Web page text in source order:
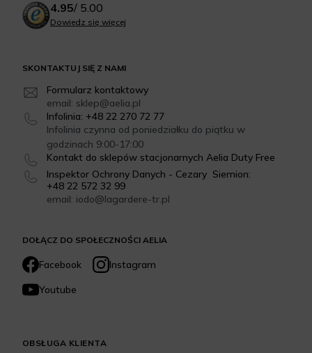
DOŁĄCZ DO SPOŁECZNOŚCI AELIA
Facebook
Instagram
Youtube
SKONTAKTUJ SIĘ Z NAMI
Formularz kontaktowy
email: sklep@aelia.pl
Infolinia: +48 22 270 72 77
Infolinia czynna od poniedziałku do piątku w
godzinach 9:00-17:00
Kontakt do sklepów stacjonarnych Aelia Duty Free
Inspektor Ochrony Danych - Cezary Siemion:
+48 22 572 32 99
email: iodo@lagardere-tr.pl
OBSŁUGA KLIENTA
4.95/ 5.00
Dowiedz się więcej